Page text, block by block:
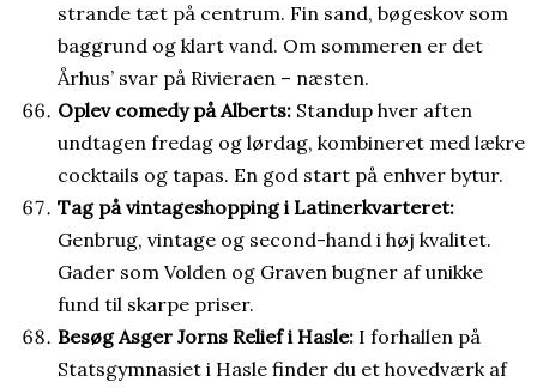
strande tæt på centrum. Fin sand, bøgeskov som
baggrund og klart vand. Om sommeren er det
Århus’ svar på Rivieraen – næsten.
Oplev comedy på Alberts: Standup hver aften
undtagen fredag og lørdag, kombineret med lækre
cocktails og tapas. En god start på enhver bytur.
Tag på vintageshopping i Latinerkvarteret:
Genbrug, vintage og second-hand i høj kvalitet.
Gader som Volden og Graven bugner af unikke
fund til skarpe priser.
Besøg Asger Jorns Relief i Hasle: I forhallen på
Statsgymnasiet i Hasle finder du et hovedværk af